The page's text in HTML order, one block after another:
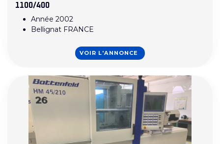
1100/400
Année 2002
Bellignat FRANCE
VOIR L'ANNONCE